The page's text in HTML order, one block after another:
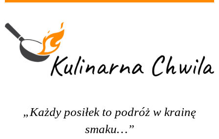
„Każdy posiłek to podróż w krainę
smaku…”